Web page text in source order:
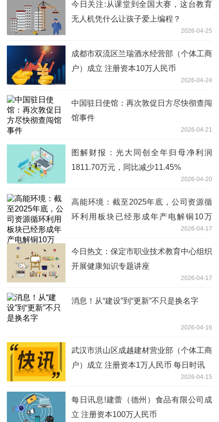
今日关注:从课堂到全国大赛，这台教育
无人机凭什么让孩子爱上编程？
2026-04-25
成都市双流区兰瑞酒水经营部（个体工商
户）成立 注册资本10万人民币
2026-04-24
中国驻日使馆：再次敦促日方尽快彻查闯
馆事件
2026-04-21
图解财报：光大同创全年归母净利润
1811.70万元，同比减少11.45%
2026-04-20
高能环境：截至2025年底，公司资源循
环利用板块已经形成年产电解铜10万
2026-04-17
今日热文：保定市职业技术教育中心组织
开展健康知识专题讲座
2026-04-17
消息！从“建设”到“更新”不只是换名字
2026-04-16
武汉市洪山区成越建材营业部（个体工商
户）成立 注册资本1万人民币 每日时讯
2026-04-15
每日讯息!建蕾（德州）食品有限公司成
立 注册资本100万人民币